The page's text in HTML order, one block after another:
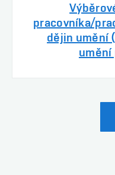
pracovníka/
dějin umění
umění